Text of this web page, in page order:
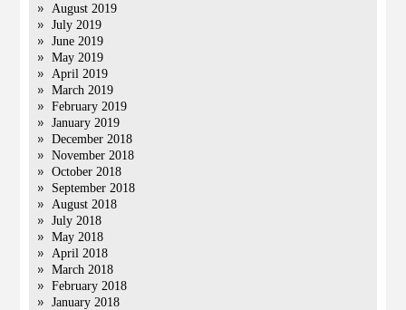
August 2019
July 2019
June 2019
May 2019
April 2019
March 2019
February 2019
January 2019
December 2018
November 2018
October 2018
September 2018
August 2018
July 2018
May 2018
April 2018
March 2018
February 2018
January 2018